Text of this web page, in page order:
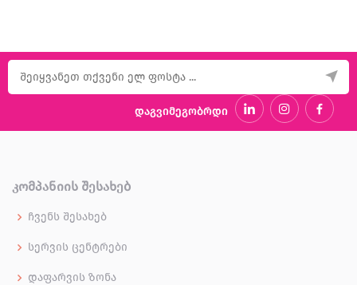
დაგვიმეგობრდი
ᲙᲝᲛᲞᲐᲜᲘᲘᲡ ᲨᲔᲡᲐᲮᲔᲑ
ჩვენს შესახებ
სერვის ცენტრები
დაფარვის ზონა